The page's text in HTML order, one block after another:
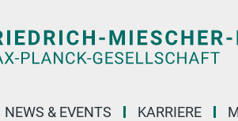
NEWS & EVENTS KARRIERE